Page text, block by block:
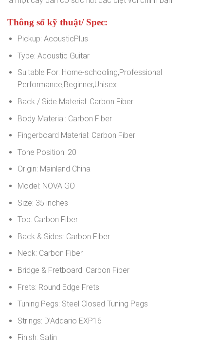
Thông số kỹ thuật/ Spec:
Pickup: AcousticPlus
Type: Acoustic Guitar
Suitable For: Home-schooling,Professional
Performance,Beginner,Unisex
Back / Side Material: Carbon Fiber
Body Material: Carbon Fiber
Fingerboard Material: Carbon Fiber
Tone Position: 20
Origin: Mainland China
Model: NOVA GO
Size: 35 inches
Top: Carbon Fiber
Back & Sides: Carbon Fiber
Neck: Carbon Fiber
Bridge & Fretboard: Carbon Fiber
Frets: Round Edge Frets
Tuning Pegs: Steel Closed Tuning Pegs
Strings: D’Addario EXP16
Finish: Satin